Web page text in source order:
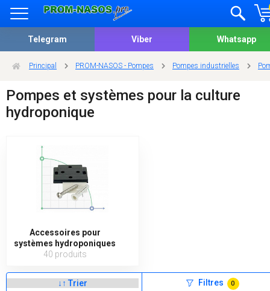
Telegram Viber Whatsapp
Principal PROM-NASOS - Pompes Pompes industrielles
Pompes et systèmes pour la culture
hydroponique
Accessoires pour
systèmes hydroponiques
40 produits
Filtres 0